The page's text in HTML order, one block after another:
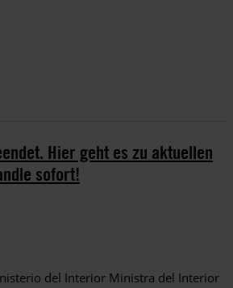
Hier geht es zu aktuellen
sofort!
del Interior Ministra del Interior